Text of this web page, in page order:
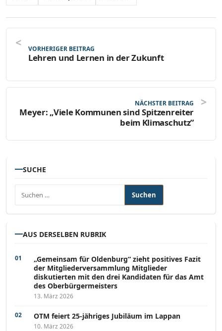
VORHERIGER BEITRAG
Lehren und Lernen in der Zukunft
NÄCHSTER BEITRAG
Meyer: „Viele Kommunen sind Spitzenreiter
beim Klimaschutz”
SUCHE
AUS DERSELBEN RUBRIK
„Gemeinsam für Oldenburg“ zieht positives Fazit
der Mitgliederversammlung Mitglieder
diskutierten mit den drei Kandidaten für das Amt
des Oberbürgermeisters
13. März 2026
OTM feiert 25-jähriges Jubiläum im Lappan
10. März 2026